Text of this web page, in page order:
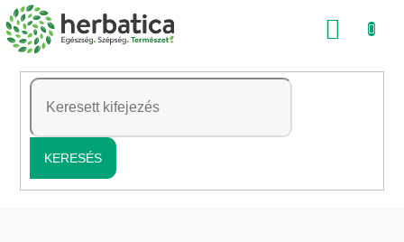
Ugrás
a
tartalomhoz
KERESÉS